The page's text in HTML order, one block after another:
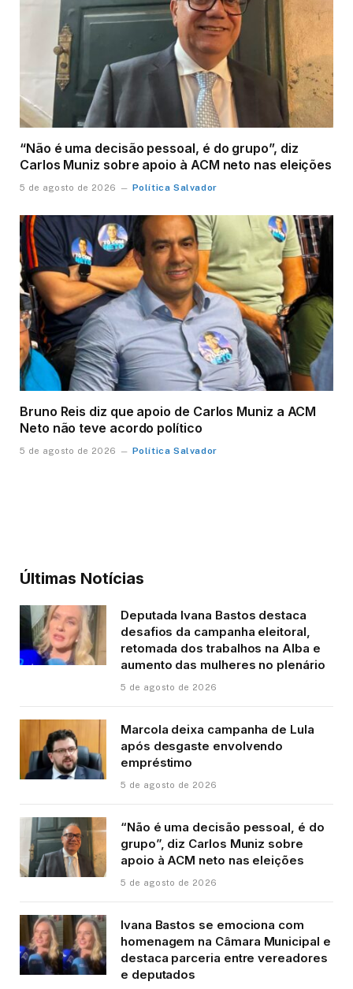
“Não é uma decisão pessoal, é do grupo”, diz
Carlos Muniz sobre apoio à ACM neto nas eleições
5 de agosto de 2026 Política Salvador
Bruno Reis diz que apoio de Carlos Muniz a ACM
Neto não teve acordo político
5 de agosto de 2026 Política Salvador
Últimas Notícias
Deputada Ivana Bastos destaca
desafios da campanha eleitoral,
retomada dos trabalhos na Alba e
aumento das mulheres no plenário
5 de agosto de 2026
Marcola deixa campanha de Lula
após desgaste envolvendo
empréstimo
5 de agosto de 2026
“Não é uma decisão pessoal, é do
grupo”, diz Carlos Muniz sobre
apoio à ACM neto nas eleições
5 de agosto de 2026
Ivana Bastos se emociona com
homenagem na Câmara Municipal e
destaca parceria entre vereadores
e deputados